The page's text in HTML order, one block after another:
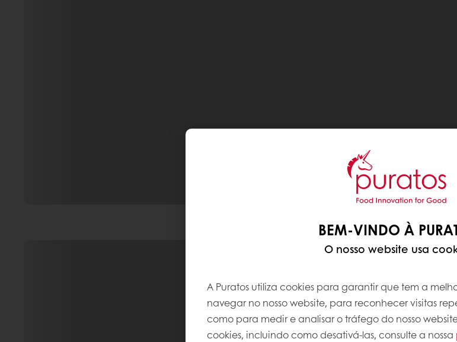
BEM-VINDO À
O nosso website usa
A Puratos utiliza cookies para garantir que tem a
navegar no nosso website, para reconhecer visitas
como para medir e analisar o tráfego do nosso
cookies, incluindo como desativá-las, consulte a nossa